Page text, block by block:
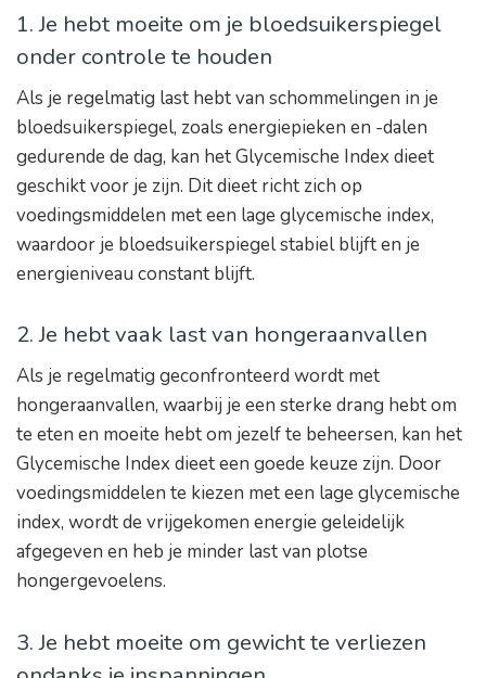
1. Je hebt moeite om je bloedsuikerspiegel
onder controle te houden
Als je regelmatig last hebt van schommelingen in je
bloedsuikerspiegel, zoals energiepieken en -dalen
gedurende de dag, kan het Glycemische Index dieet
geschikt voor je zijn. Dit dieet richt zich op
voedingsmiddelen met een lage glycemische index,
waardoor je bloedsuikerspiegel stabiel blijft en je
energieniveau constant blijft.
2. Je hebt vaak last van hongeraanvallen
Als je regelmatig geconfronteerd wordt met
hongeraanvallen, waarbij je een sterke drang hebt om
te eten en moeite hebt om jezelf te beheersen, kan het
Glycemische Index dieet een goede keuze zijn. Door
voedingsmiddelen te kiezen met een lage glycemische
index, wordt de vrijgekomen energie geleidelijk
afgegeven en heb je minder last van plotse
hongergevoelens.
3. Je hebt moeite om gewicht te verliezen